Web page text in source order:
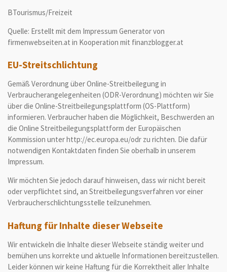
BTourismus/Freizeit
Quelle: Erstellt mit dem Impressum Generator von
firmenwebseiten.at in Kooperation mit finanzblogger.at
EU-Streitschlichtung
Gemäß Verordnung über Online-Streitbeilegung in
Verbraucherangelegenheiten (ODR-Verordnung) möchten wir Sie
über die Online-Streitbeilegungsplattform (OS-Plattform)
informieren. Verbraucher haben die Möglichkeit, Beschwerden an
die Online Streitbeilegungsplattform der Europäischen
Kommission unter http://ec.europa.eu/odr zu richten. Die dafür
notwendigen Kontaktdaten finden Sie oberhalb in unserem
Impressum.
Wir möchten Sie jedoch darauf hinweisen, dass wir nicht bereit
oder verpflichtet sind, an Streitbeilegungsverfahren vor einer
Verbraucherschlichtungsstelle teilzunehmen.
Haftung für Inhalte dieser Webseite
Wir entwickeln die Inhalte dieser Webseite ständig weiter und
bemühen uns korrekte und aktuelle Informationen bereitzustellen.
Leider können wir keine Haftung für die Korrektheit aller Inhalte